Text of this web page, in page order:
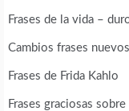
Frases de la vida –
Cambios frases
Frases de Frida Kahlo
Frases graciosas sobre